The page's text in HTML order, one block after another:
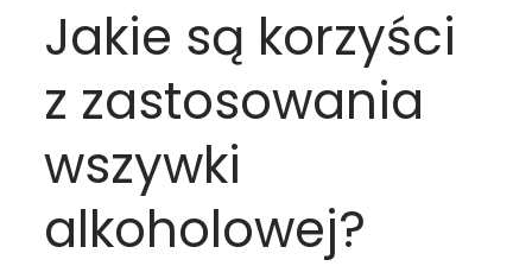
Jakie są korzyści
z zastosowania
wszywki
alkoholowej?